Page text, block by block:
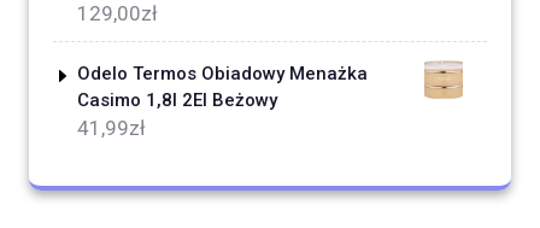
129,00zł
Odelo Termos Obiadowy Menażka
Casimo 1,8l 2El Beżowy
41,99zł